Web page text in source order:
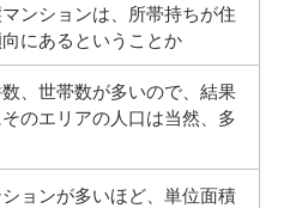
ンションは、所帯持ちが住
にあるということか
、世帯数が多いので、結果
のエリアの人口は当然、多
ョンが多いほど、単位面積